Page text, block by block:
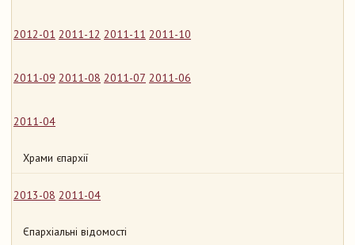
2012-01 2011-12 2011-11 2011-10
2011-09 2011-08 2011-07 2011-06
2011-04
Храми єпархії
2013-08 2011-04
Єпархіальні відомості